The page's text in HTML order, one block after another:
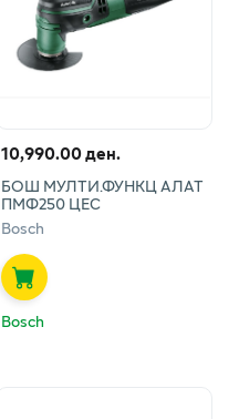
10,990.00 ден.
БОШ МУЛТИ.ФУНКЦ АЛАТ
ПМФ250 ЦЕС
Bosch
Bosch